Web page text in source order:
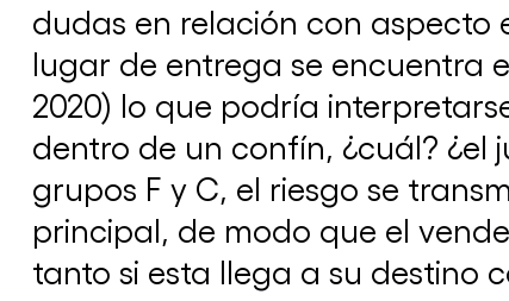
dudas en relación con aspecto
lugar de entrega se encuentra
2020) lo que podría
dentro de un confín, ¿cuál? ¿el
grupos F y C, el riesgo se
principal, de modo que el
tanto si esta llega a su destino